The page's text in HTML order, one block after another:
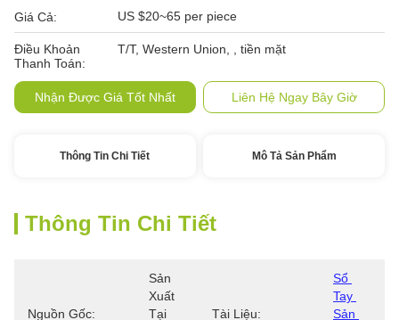
Giá Cả: US $20~65 per piece
Điều Khoản
Thanh Toán:
T/T, Western Union, , tiền mặt
Nhận Được Giá Tốt Nhất Liên Hệ Ngay Bây Giờ
Thông Tin Chi Tiết Mô Tả Sản Phẩm
Thông Tin Chi Tiết
Nguồn Gốc:
Sản
Xuất
Tại
Tài Liệu:
Sổ
Tay
Sản